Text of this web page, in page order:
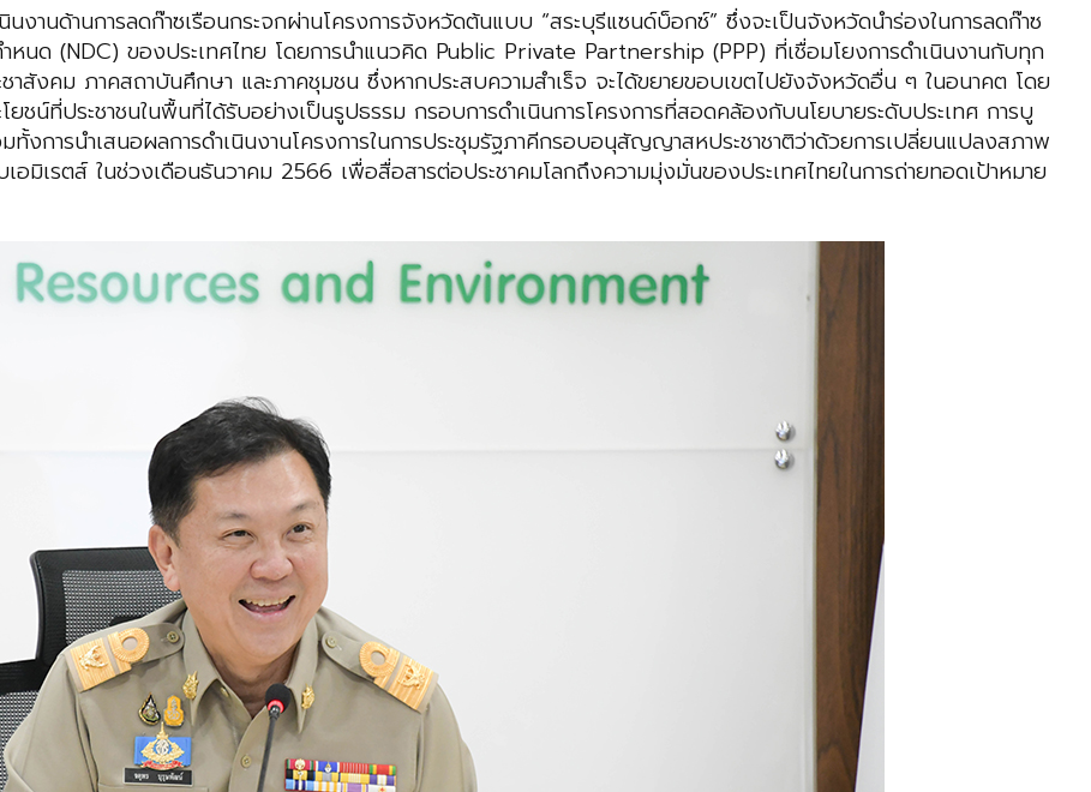
นงานด้านการลดก๊าซเรือนกระจกผ่านโครงการจังหวัดต้นแบบ “สระบุรีแซนด์บ็อกซ์” ซึ่งจะเป็นจังหวัดนำร่องในการลดก๊าซ
ำหนด (NDC) ของประเทศไทย โดยการนำแนวคิด Public Private Partnership (PPP) ที่เชื่อมโยงการดำเนินงานกับทุก
สังคม ภาคสถาบันศึกษา และภาคชุมชน ซึ่งหากประสบความสำเร็จ จะได้ขยายขอบเขตไปยังจังหวัดอื่น ๆ ในอนาคต โดย
ชน์ที่ประชาชนในพื้นที่ได้รับอย่างเป็นรูปธรรม กรอบการดำเนินการโครงการที่สอดคล้องกับนโยบายระดับประเทศ การบู
งการนำเสนอผลการดำเนินงานโครงการในการประชุมรัฐภาคีกรอบอนุสัญญาสหประชาชาติว่าด้วยการเปลี่ยนแปลงสภาพ
เรตส์ ในช่วงเดือนธันวาคม 2566 เพื่อสื่อสารต่อประชาคมโลกถึงความมุ่งมั่นของประเทศไทยในการถ่ายทอดเป้าหมาย